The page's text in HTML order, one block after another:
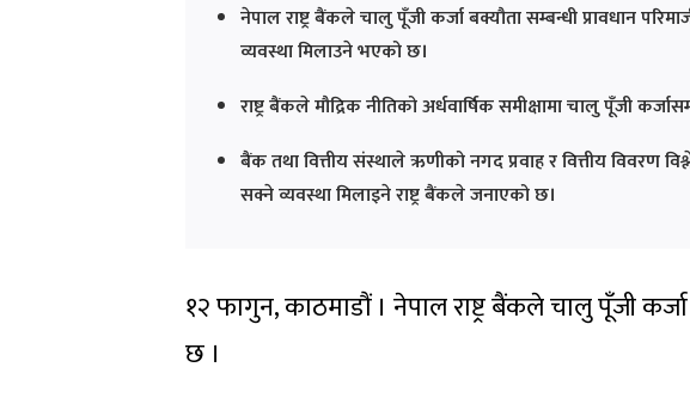
नेपाल राष्ट्र बैंकले चालु पूँजी कर्जा बक्यौता सम्बन्धी प्रावधान
व्यवस्था मिलाउने भएको छ।
राष्ट्र बैंकले मौद्रिक नीतिको अर्धवार्षिक समीक्षामा चालु पूँजी
बैंक तथा वित्तीय संस्थाले ऋणीको नगद प्रवाह र वित्तीय विवरण
सक्ने व्यवस्था मिलाइने राष्ट्र बैंकले जनाएको छ।
१२ फागुन, काठमाडौं । नेपाल राष्ट्र बैंकले चालु पूँजी
छ ।